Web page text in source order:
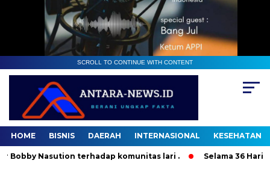
SCROLL TO CONTINUE WITH CONTENT
HOME BISNIS DAERAH INTERNASIONAL KESEHATAN
Nasution terhadap komunitas lari . Selama 36 Hari, 37